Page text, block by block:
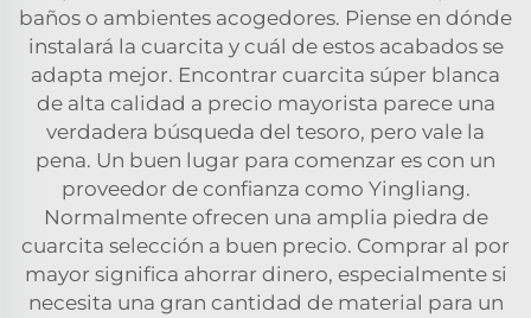
baños o ambientes acogedores. Piense en dónde
instalará la cuarcita y cuál de estos acabados se
adapta mejor. Encontrar cuarcita súper blanca
de alta calidad a precio mayorista parece una
verdadera búsqueda del tesoro, pero vale la
pena. Un buen lugar para comenzar es con un
proveedor de confianza como Yingliang.
Normalmente ofrecen una amplia piedra de
cuarcita selección a buen precio. Comprar al por
mayor significa ahorrar dinero, especialmente si
necesita una gran cantidad de material para un